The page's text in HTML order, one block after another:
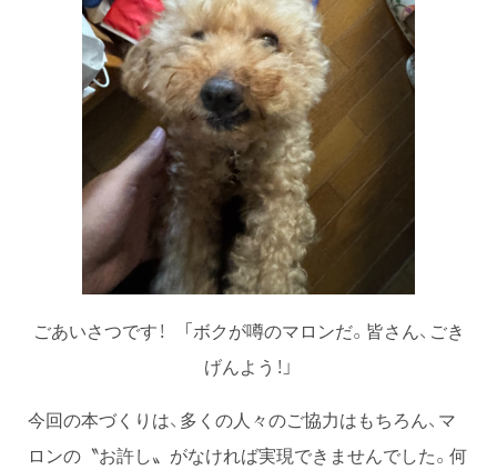
ごあいさつです！ 「ボクが噂のマロンだ。皆さん、ごき
げんよう！」
今回の本づくりは、多くの人々のご協力はもちろん、マ
ロンの〝お許し〟がなければ実現できませんでした。何